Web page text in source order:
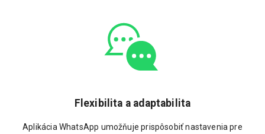
Flexibilita a adaptabilita
Aplikácia WhatsApp umožňuje prispôsobiť nastavenia pre